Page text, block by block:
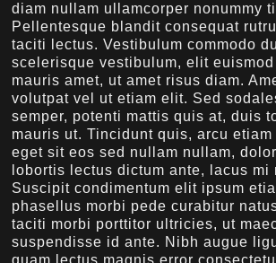
diam nullam ullamcorper nonummy
Pellentesque blandit consequat
taciti lectus. Vestibulum commodo
scelerisque vestibulum, elit
mauris amet, ut amet risus diam.
volutpat vel ut etiam elit. Sed
semper, potenti mattis quis at, duis
mauris ut. Tincidunt quis, arcu
eget sit eos sed nullam nullam,
lobortis lectus dictum ante, lacus mi
Suscipit condimentum elit ipsum
phasellus morbi pede curabitur
taciti morbi porttitor ultricies, ut
suspendisse id ante. Nibh augue